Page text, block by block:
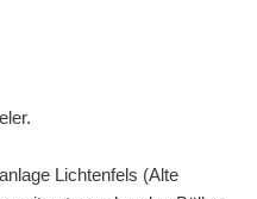
Lichtenfels (Alte